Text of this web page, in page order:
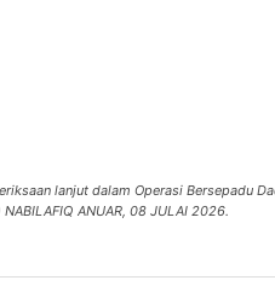
lanjut dalam Operasi Bersepadu
ANUAR, 08 JULAI 2026.